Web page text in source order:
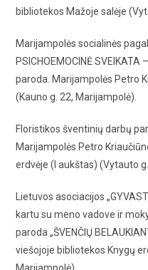
bibliotekos Mažoje salėje
Marijampolės socialinės
PSICHOEMOCINĖ SVEIKATA
paroda. Marijampolės Petro
(Kauno g. 22, Marijampolė).
Floristikos šventinių darbų
Marijampolės Petro
erdvėje (I aukštas) (Vytauto
Lietuvos asociacijos
kartu su meno vadove ir
paroda „ŠVENČIŲ
viešojoje bibliotekos Knygų